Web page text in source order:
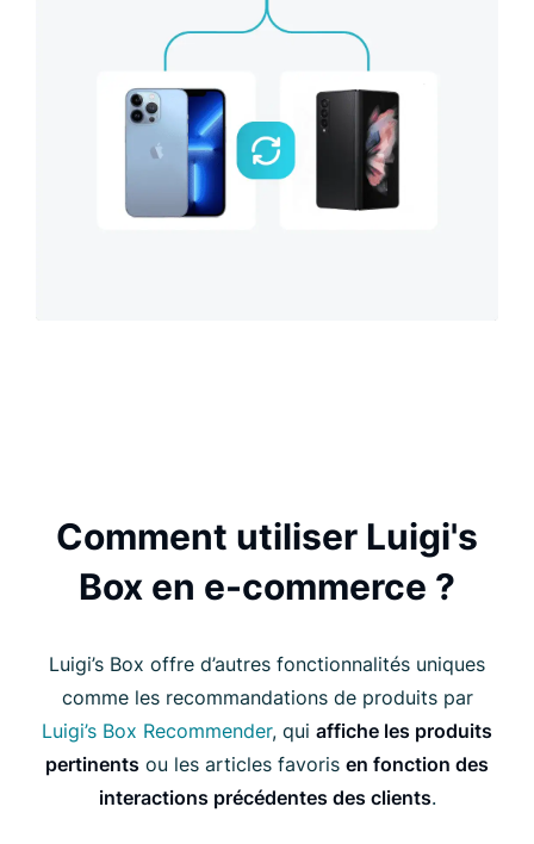
Comment utiliser Luigi's
Box en e-commerce ?
Luigi’s Box offre d’autres fonctionnalités uniques
comme les recommandations de produits par
Luigi’s Box Recommender, qui affiche les produits
pertinents ou les articles favoris en fonction des
interactions précédentes des clients.